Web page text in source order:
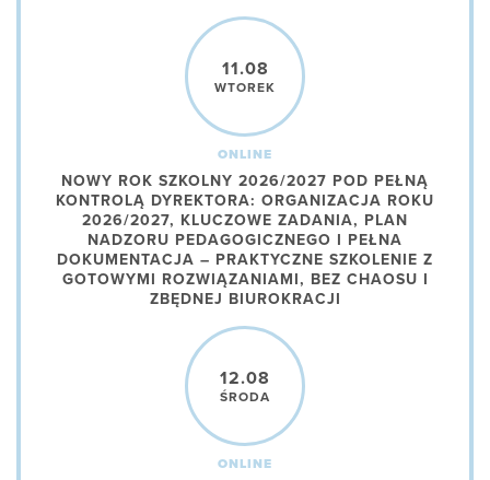
11.08
WTOREK
ONLINE
NOWY ROK SZKOLNY 2026/2027 POD PEŁNĄ
KONTROLĄ DYREKTORA: ORGANIZACJA ROKU
2026/2027, KLUCZOWE ZADANIA, PLAN
NADZORU PEDAGOGICZNEGO I PEŁNA
DOKUMENTACJA – PRAKTYCZNE SZKOLENIE Z
GOTOWYMI ROZWIĄZANIAMI, BEZ CHAOSU I
ZBĘDNEJ BIUROKRACJI
12.08
ŚRODA
ONLINE